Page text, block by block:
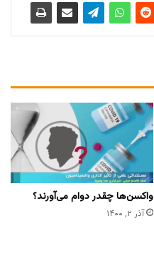
واکسن‌ها چقدر دوام می‌آورند؟
آذر ۲, ۱۴۰۰